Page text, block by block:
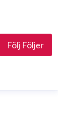
Följ Följer